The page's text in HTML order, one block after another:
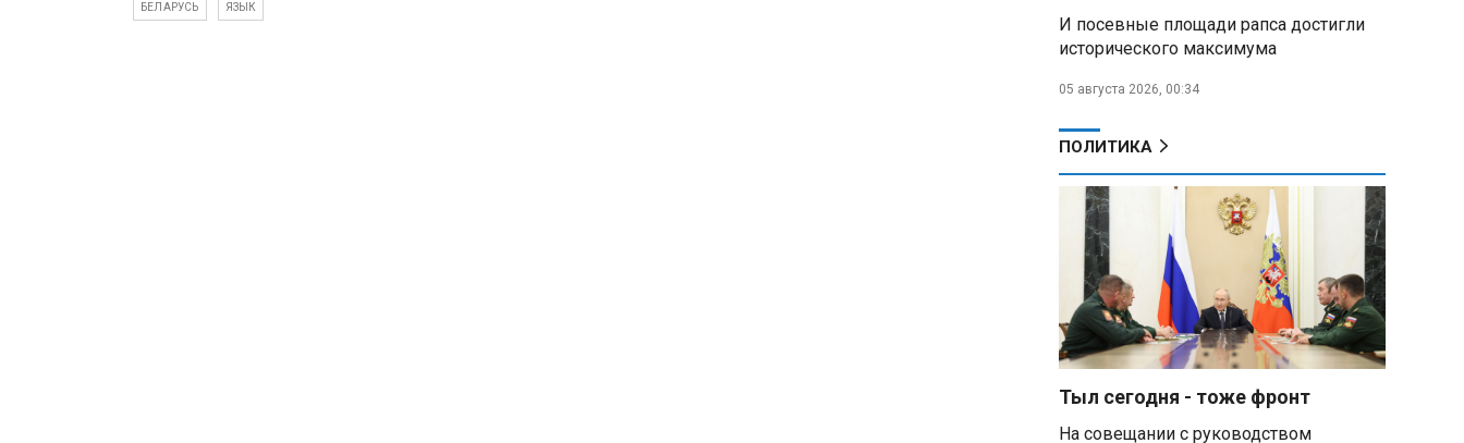
БЕЛАРУСЬ ЯЗЫК
Александр Лукашенко
изготовленный по стандартам
В Белгородской области при
новых атаках ВСУ пострадали
еще четыре человека
Александр Лукашенко о
работе Белкоопсоюза: «Если это
так, это жуть»
Минск возглавил рейтинг
городов у российских туристов
И посевные площади рапса достигли
исторического максимума
05 августа 2026, 00:34
ПОЛИТИКА
Тыл сегодня - тоже фронт
На совещании с руководством